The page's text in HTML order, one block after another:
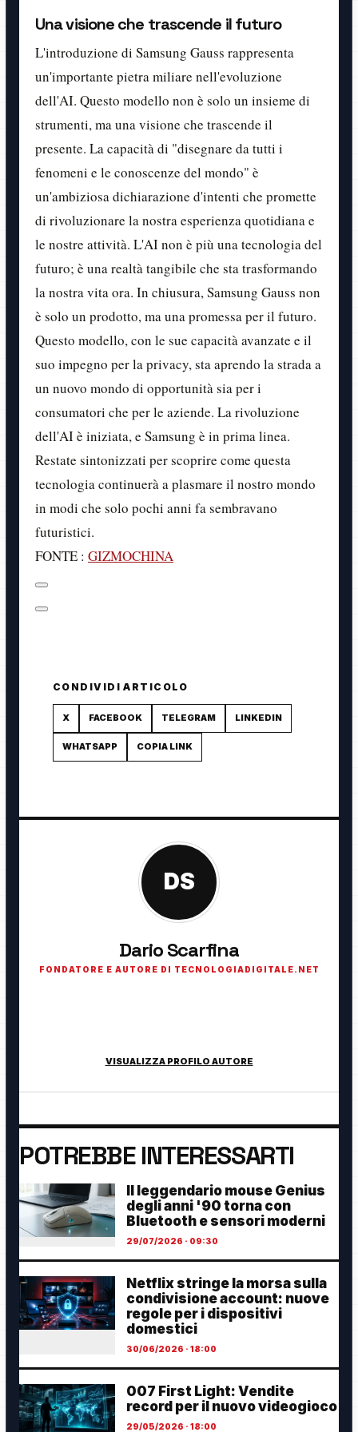
Una visione che trascende il futuro
L'introduzione di Samsung Gauss rappresenta
un'importante pietra miliare nell'evoluzione
dell'AI. Questo modello non è solo un insieme di
strumenti, ma una visione che trascende il
presente. La capacità di "disegnare da tutti i
fenomeni e le conoscenze del mondo" è
un'ambiziosa dichiarazione d'intenti che promette
di rivoluzionare la nostra esperienza quotidiana e
le nostre attività. L'AI non è più una tecnologia del
futuro; è una realtà tangibile che sta trasformando
la nostra vita ora. In chiusura, Samsung Gauss non
è solo un prodotto, ma una promessa per il futuro.
Questo modello, con le sue capacità avanzate e il
suo impegno per la privacy, sta aprendo la strada a
un nuovo mondo di opportunità sia per i
consumatori che per le aziende. La rivoluzione
dell'AI è iniziata, e Samsung è in prima linea.
Restate sintonizzati per scoprire come questa
tecnologia continuerà a plasmare il nostro mondo
in modi che solo pochi anni fa sembravano
futuristici.
FONTE : GIZMOCHINA
CONDIVIDI ARTICOLO
X FACEBOOK TELEGRAM LINKEDIN
WHATSAPP COPIA LINK
DS
Dario Scarfina
FONDATORE E AUTORE DI TECNOLOGIADIGITALE.NET
VISUALIZZA PROFILO AUTORE
POTREBBE INTERESSARTI
Il leggendario mouse Genius
degli anni '90 torna con
Bluetooth e sensori moderni
29/07/2026 · 09:30
Netflix stringe la morsa sulla
condivisione account: nuove
regole per i dispositivi
domestici
30/06/2026 · 18:00
007 First Light: Vendite
record per il nuovo videogioco
29/05/2026 · 18:00